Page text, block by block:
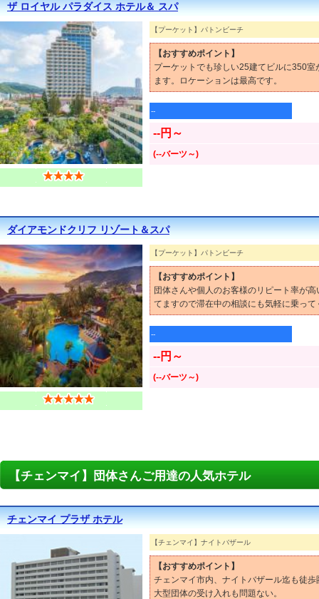
ザ ロイヤル パラダイス ホテル＆ スパ
【プーケット】パトンビーチ
【おすすめポイント】
プーケットでも珍しい25建てビルに350
ます。ロケーションは最高です。
--
--円～
(--バーツ～)
ダイアモンドクリフ リゾート＆スパ
【プーケット】パトンビーチ
【おすすめポイント】
団体さんや個人のお客様のリピート率が
てますので滞在中の相談にも気軽に乗っ
--
--円～
(--バーツ～)
【チェンマイ】団体さんご用達の人気ホテル
チェンマイ プラザ ホテル
【チェンマイ】ナイトバザール
【おすすめポイント】
チェンマイ市内、ナイトバザール迄も徒
大型団体の受け入れも問題ない。